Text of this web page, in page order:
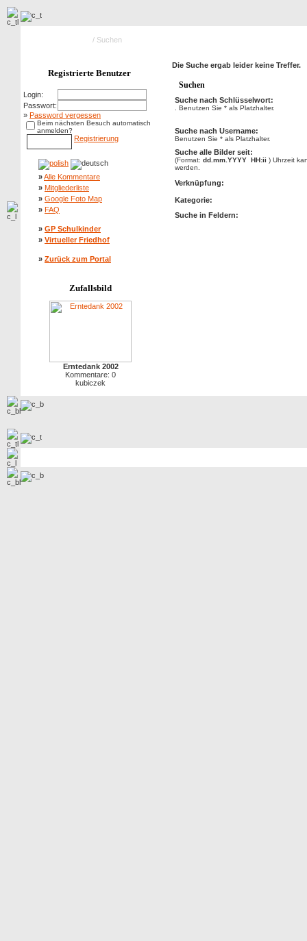
/ Suchen
Registrierte Benutzer
Login:
Passwort:
» Password vergessen
Beim nächsten Besuch automatisch
anmelden?
Registrierung
»Alle Kommentare
» Mitgliederliste
» Google Foto Map
» FAQ
» GP Schulkinder
» Virtueller Friedhof
» Zurück zum Portal
Zufallsbild
Erntedank 2002
Kommentare: 0
kubiczek
Die Suche ergab leider keine Treffer.
Suchen
Suche nach Schlüsselwort:
. Benutzen Sie * als Platzhalter.
Suche nach Username:
Benutzen Sie * als Platzhalter.
Suche alle Bilder seit:
(Format: dd.mm.YYYY HH:ii ) Uhrzeit
werden.
Verknüpfung:
Kategorie:
Suche in Feldern: